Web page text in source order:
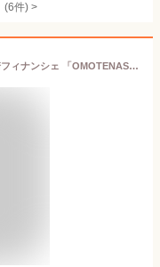
(6件) >
焼き菓子 フィナンシェ 詰め合わせ 高崎フィナンシェ 「OMOTENASHI GIFT」14個入 ギフト BOX おいしい 贈答 手土産 メッセージカード 詰め合わせ 誕生日 御祝 スイーツ 送料無料